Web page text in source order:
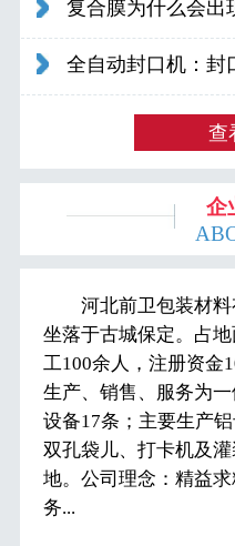
查
企
河北前卫包装材料
坐落于古城保定。占
工100余人，注册资金
生产、销售、服务为
设备17条；主要生产
双孔袋儿、打卡机及
地。公司理念：精益
务...